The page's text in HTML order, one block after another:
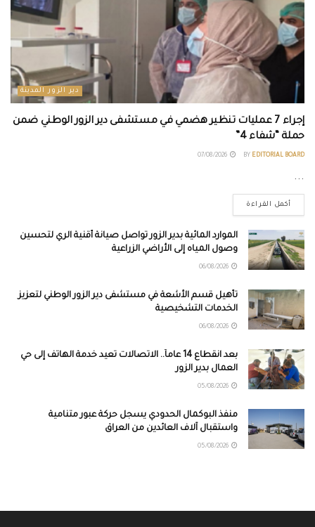
دير الزور المدينة
إجراء 7 عمليات تنظير هضمي في مستشفى دير الزور الوطني ضمن
حملة “شفاء 4”
BY EDITORIAL BOARD
...
أكمل القراءة
الموارد المائية بدير الزور تواصل صيانة أقنية الري لتحسين
وصول المياه إلى الأراضي الزراعية
تأهيل قسم الأشعة في مستشفى دير الزور الوطني لتعزيز
الخدمات التشخيصية
بعد انقطاع 14 عاماً.. الاتصالات تعيد خدمة الهاتف إلى حي
العمال بدير الزور
منفذ البوكمال الحدودي يسجل حركة عبور متنامية
واستقبال آلاف العائدين من العراق